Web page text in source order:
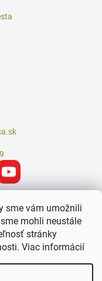
sme vám umožnili
mohli neustále
stránky
Viac informácií